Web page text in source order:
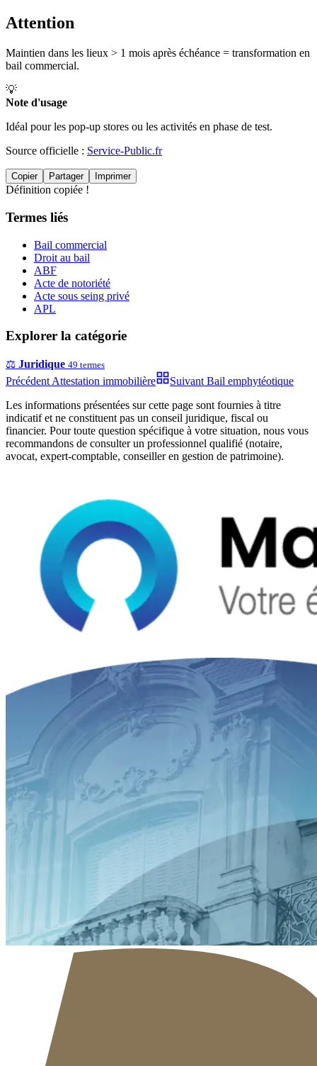
Attention
Maintien dans les lieux > 1 mois après échéance = transformation en
bail commercial.
💡
Note d'usage
Idéal pour les pop-up stores ou les activités en phase de test.
Source officielle : Service-Public.fr
Copier Partager Imprimer
Définition copiée !
Termes liés
Bail commercial
Droit au bail
ABF
Acte de notoriété
Acte sous seing privé
APL
Explorer la catégorie
⚖️ Juridique 49 termes
Précédent Attestation immobilière Suivant Bail emphytéotique
Les informations présentées sur cette page sont fournies à titre
indicatif et ne constituent pas un conseil juridique, fiscal ou
financier. Pour toute question spécifique à votre situation, nous vous
recommandons de consulter un professionnel qualifié (notaire,
avocat, expert-comptable, conseiller en gestion de patrimoine).